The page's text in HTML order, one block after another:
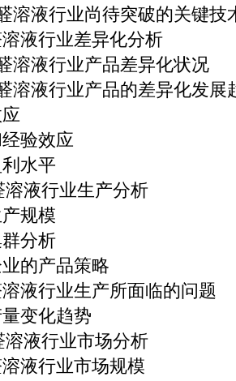
液行业尚待突破的关键技
液行业差异化分析
液行业产品差异化状况
液行业产品的差异化发展
验效应
水平
液行业生产分析
规模
分析
的产品策略
液行业生产所面临的问题
变化趋势
液行业市场分析
液行业市场规模